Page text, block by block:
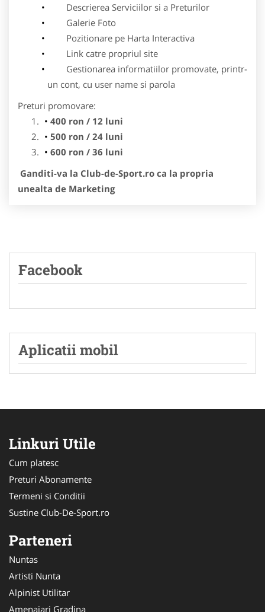
Descrierea Serviciilor si a Preturilor
Galerie Foto
Pozitionare pe Harta Interactiva
Link catre propriul site
Gestionarea informatiilor promovate, printr-
un cont, cu user name si parola
Preturi promovare:
400 ron / 12 luni
500 ron / 24 luni
600 ron / 36 luni
Ganditi-va la Club-de-Sport.ro ca la propria
unealta de Marketing
Facebook
Aplicatii mobil
Linkuri Utile
Cum platesc
Preturi Abonamente
Termeni si Conditii
Sustine Club-De-Sport.ro
Parteneri
Nuntas
Artisti Nunta
Alpinist Utilitar
Amenajari Gradina